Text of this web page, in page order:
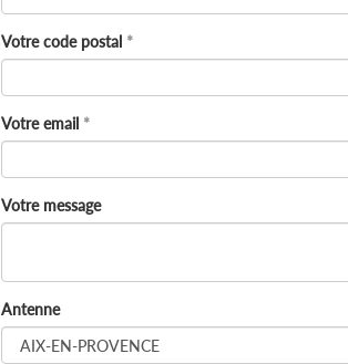
Votre code postal
Votre email
Votre message
Antenne